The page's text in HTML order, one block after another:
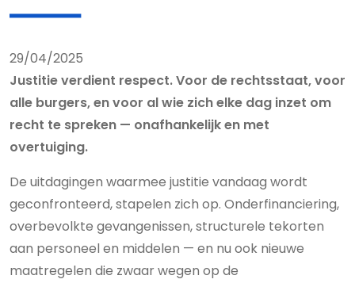
29/04/2025
Justitie verdient respect. Voor de rechtsstaat, voor
alle burgers, en voor al wie zich elke dag inzet om
recht te spreken — onafhankelijk en met
overtuiging.
De uitdagingen waarmee justitie vandaag wordt
geconfronteerd, stapelen zich op. Onderfinanciering,
overbevolkte gevangenissen, structurele tekorten
aan personeel en middelen — en nu ook nieuwe
maatregelen die zwaar wegen op de